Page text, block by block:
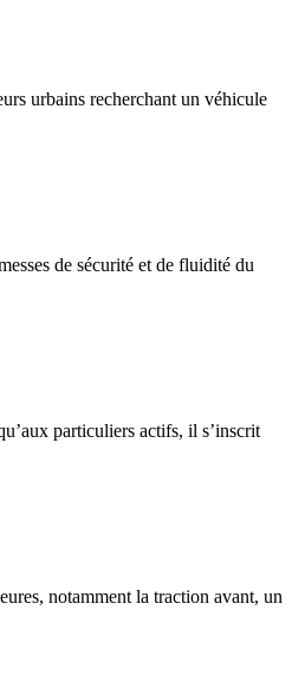
urbains recherchant un véhicule
de sécurité et de fluidité du
particuliers actifs, il s’inscrit
notamment la traction avant, un